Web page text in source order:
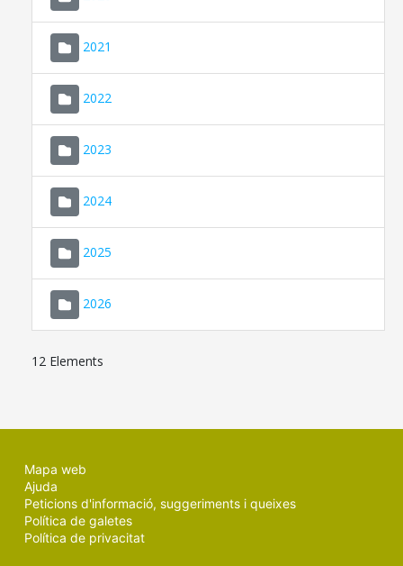
2021
2022
2023
2024
2025
2026
12 Elements
Mapa web
Ajuda
Peticions d'informació, suggeriments i queixes
Política de galetes
Política de privacitat